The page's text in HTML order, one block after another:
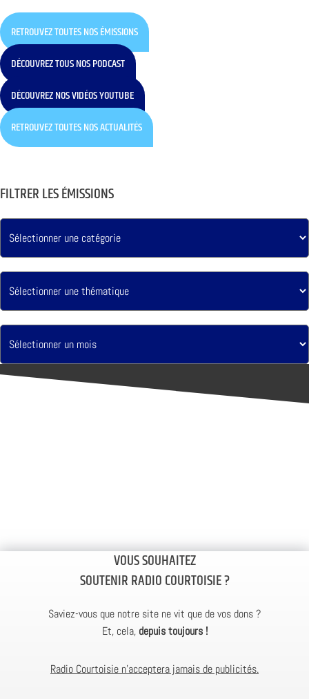
RETROUVEZ TOUTES NOS ÉMISSIONS
DÉCOUVREZ TOUS NOS PODCAST
DÉCOUVREZ NOS VIDÉOS YOUTUBE
RETROUVEZ TOUTES NOS ACTUALITÉS
FILTRER LES ÉMISSIONS
VOUS SOUHAITEZ
SOUTENIR RADIO COURTOISIE ?
Saviez-vous que notre site ne vit que de vos dons ?
Et, cela, depuis toujours !
Radio Courtoisie n’acceptera jamais de publicités.